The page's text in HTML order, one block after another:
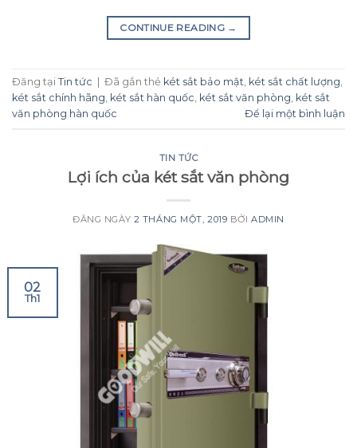
CONTINUE READING →
Đăng tại Tin tức Đã gắn thẻ két sắt bảo mật, két sắt chất lượng,
két sắt chính hãng, két sắt hàn quốc, két sắt văn phòng, két sắt
văn phòng hàn quốc
Để lại một bình luận
TIN TỨC
Lợi ích của két sắt văn phòng
ĐĂNG NGÀY 2 THÁNG MỘT, 2019 BỞIADMIN
02
Th1